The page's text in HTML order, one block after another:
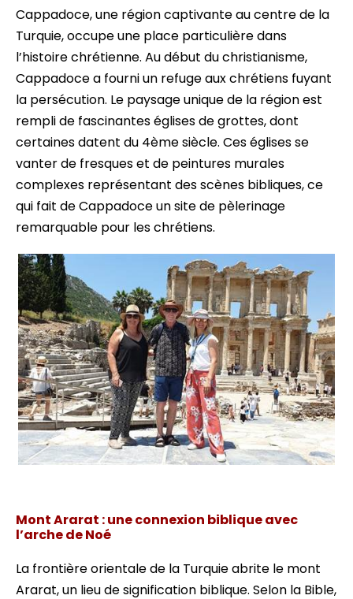
Cappadoce, une région captivante au centre de la
Turquie, occupe une place particulière dans
l’histoire chrétienne. Au début du christianisme,
Cappadoce a fourni un refuge aux chrétiens fuyant
la persécution. Le paysage unique de la région est
rempli de fascinantes églises de grottes, dont
certaines datent du 4ème siècle. Ces églises se
vanter de fresques et de peintures murales
complexes représentant des scènes bibliques, ce
qui fait de Cappadoce un site de pèlerinage
remarquable pour les chrétiens.
Mont Ararat : une connexion biblique avec
l’arche de Noé
La frontière orientale de la Turquie abrite le mont
Ararat, un lieu de signification biblique. Selon la Bible,